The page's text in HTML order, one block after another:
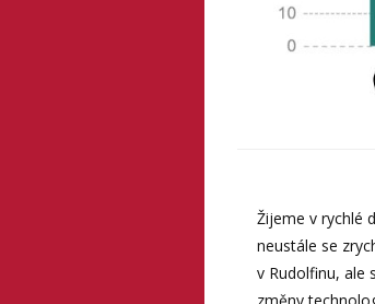
Žijeme v rychlé
neustále se
v Rudolfinu, ale